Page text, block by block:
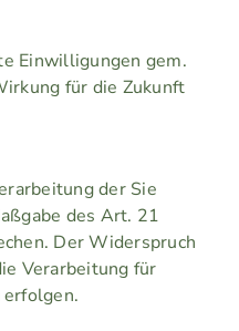
Einwilligungen gem.
für die Zukunft
der Sie
des Art. 21
Der Widerspruch
Verarbeitung für